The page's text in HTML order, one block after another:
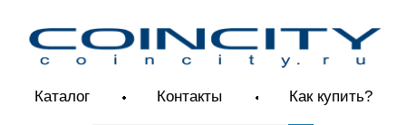
Каталог Контакты Как купить?